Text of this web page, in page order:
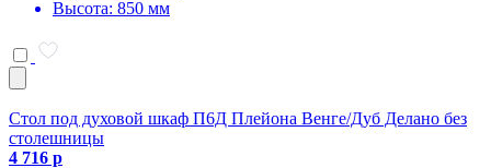
Высота: 850 мм
Стол под духовой шкаф П6Д Плейона Венге/Дуб Делано без
столешницы
4 716 р